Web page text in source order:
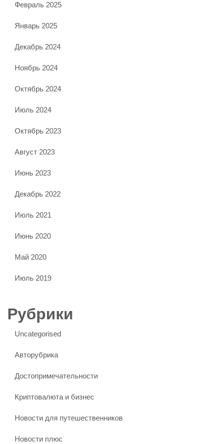
Февраль 2025
Январь 2025
Декабрь 2024
Ноябрь 2024
Октябрь 2024
Июль 2024
Октябрь 2023
Август 2023
Июнь 2023
Декабрь 2022
Июль 2021
Июнь 2020
Май 2020
Июль 2019
Рубрики
Uncategorised
Авторубрика
Достопримечательности
Криптовалюта и бизнес
Новости для путешественников
Новости плюс